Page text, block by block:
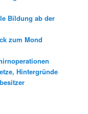
Bildung ab der
zum Mond
Hintergründe